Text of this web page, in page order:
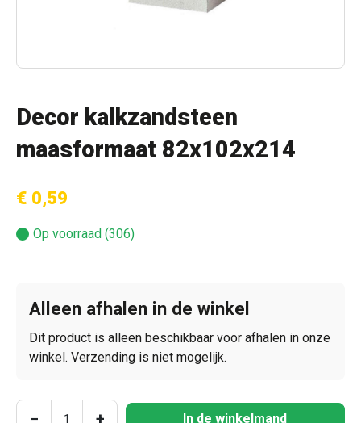
Decor kalkzandsteen
maasformaat 82x102x214
€ 0,59
Op voorraad (306)
Alleen afhalen in de winkel
Dit product is alleen beschikbaar voor afhalen in onze
winkel. Verzending is niet mogelijk.
Producthoeveelheid: Voer de gewenste
− + In de winkelmand